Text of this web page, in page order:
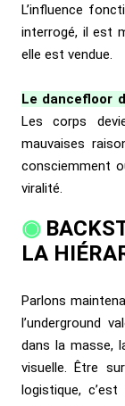
L’influence
interrogé, il est
elle est vendue.
Le dancefloor
Les corps
mauvaises
consciemment
viralité.
LA
Parlons
l’underground
dans la masse,
visuelle. Être
logistique,